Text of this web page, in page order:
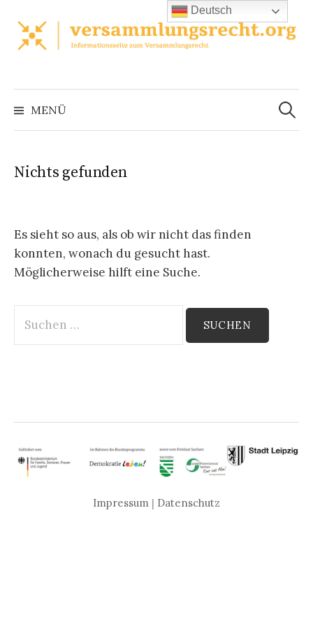
Inhalt
überspringen
MENÜ
Suchen
nach:
Nichts gefunden
Es sieht so aus, als ob wir nicht das finden
konnten, wonach du gesucht hast.
Möglicherweise hilft eine Suche.
Suchen
nach:
Impressum | Datenschutz
Deutsch